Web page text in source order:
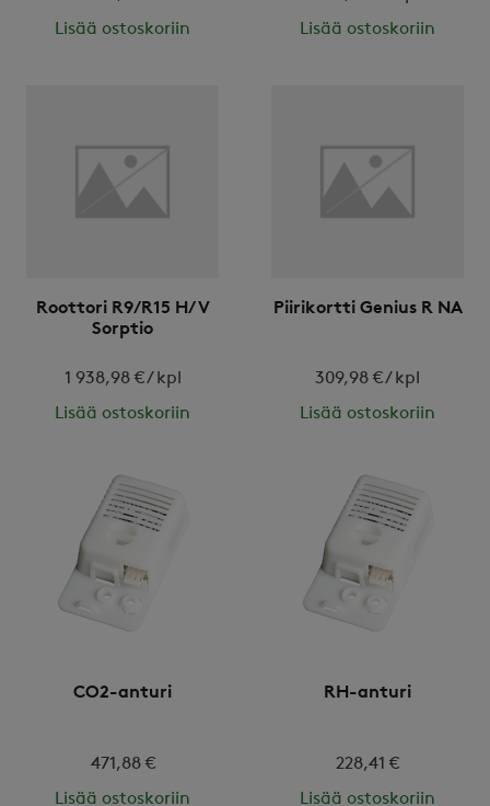
Lisää ostoskoriin
Lisää ostoskoriin
Roottori R9/R15 H/V
Sorptio
1 938,98 € / kpl
Lisää ostoskoriin
Piirikortti Genius R NA
309,98 € / kpl
Lisää ostoskoriin
CO2-anturi
471,88 €
Lisää ostoskoriin
RH-anturi
228,41 €
Lisää ostoskoriin